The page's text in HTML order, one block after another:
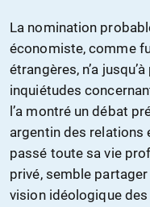
La nomination
économiste, comme
étrangères, n’a
inquiétudes
l’a montré un débat
argentin des relations
passé toute sa vie
privé, semble
vision idéologique